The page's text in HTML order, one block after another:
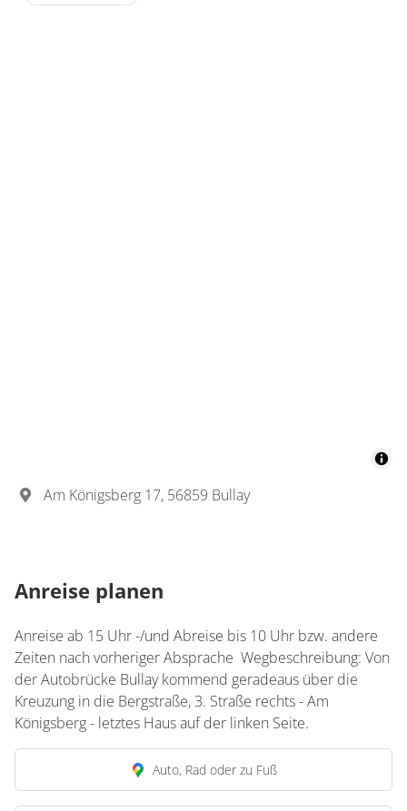
Am Königsberg 17, 56859 Bullay
Anreise planen
Anreise ab 15 Uhr -/und Abreise bis 10 Uhr bzw. andere
Zeiten nach vorheriger Absprache Wegbeschreibung: Von
der Autobrücke Bullay kommend geradeaus über die
Kreuzung in die Bergstraße, 3. Straße rechts - Am
Königsberg - letztes Haus auf der linken Seite.
Auto, Rad oder zu Fuß